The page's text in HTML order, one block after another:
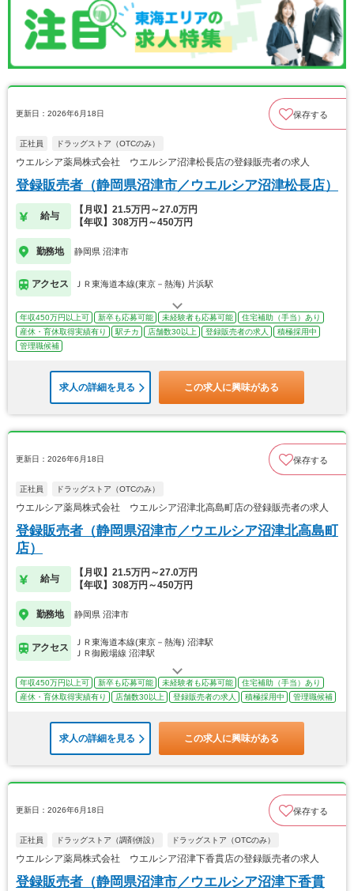
更新日：2026年6月18日 保存する
正社員 ドラッグストア（OTCのみ）
ウエルシア薬局株式会社 ウエルシア沼津松長店の登録販売者の求人
登録販売者（静岡県沼津市／ウエルシア沼津松長店）
給与
【月収】21.5万円～27.0万円
【年収】308万円～450万円
勤務地 静岡県 沼津市
アクセス ＪＲ東海道本線(東京－熱海) 片浜駅
年収450万円以上可 新卒も応募可能 未経験者も応募可能
住宅補助（手当）あり
産休・育休取得実績有り
駅チカ 店舗数30以上 登録販売者の求人
積極採用中
管理職候補
求人の詳細を見る この求人に興味がある
更新日：2026年6月18日 保存する
正社員 ドラッグストア（OTCのみ）
ウエルシア薬局株式会社 ウエルシア沼津北高島町店の登録販売者の求人
登録販売者（静岡県沼津市／ウエルシア沼津北高島町
店）
給与
【月収】21.5万円～27.0万円
【年収】308万円～450万円
勤務地 静岡県 沼津市
アクセス
ＪＲ東海道本線(東京－熱海) 沼津駅
ＪＲ御殿場線 沼津駅
年収450万円以上可 新卒も応募可能 未経験者も応募可能
住宅補助（手当）あり
産休・育休取得実績有り
店舗数30以上 登録販売者の求人 積極採用中 管理職候補
求人の詳細を見る この求人に興味がある
更新日：2026年6月18日 保存する
正社員 ドラッグストア（調剤併設） ドラッグストア（OTCのみ）
ウエルシア薬局株式会社 ウエルシア沼津下香貫店の登録販売者の求人
登録販売者（静岡県沼津市／ウエルシア沼津下香貫